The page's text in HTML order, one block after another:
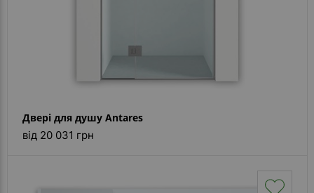
Двері для душу Antares
від 20 031 грн